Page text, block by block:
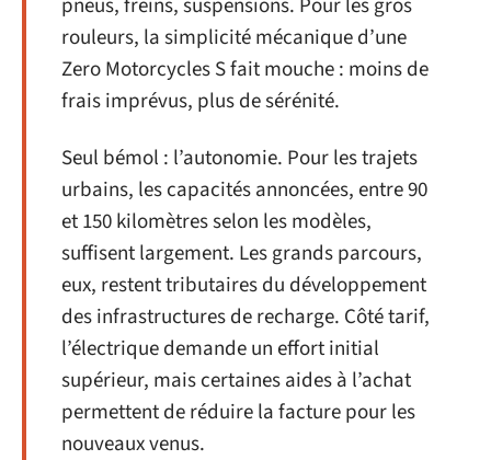
pneus, freins, suspensions. Pour les gros
rouleurs, la simplicité mécanique d’une
Zero Motorcycles S fait mouche : moins de
frais imprévus, plus de sérénité.
Seul bémol : l’autonomie. Pour les trajets
urbains, les capacités annoncées, entre 90
et 150 kilomètres selon les modèles,
suffisent largement. Les grands parcours,
eux, restent tributaires du développement
des infrastructures de recharge. Côté tarif,
l’électrique demande un effort initial
supérieur, mais certaines aides à l’achat
permettent de réduire la facture pour les
nouveaux venus.